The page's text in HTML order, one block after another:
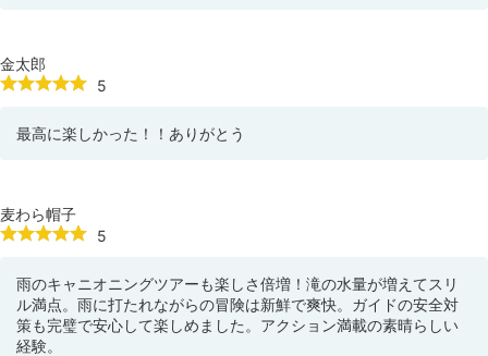
金太郎
5
最高に楽しかった！！ありがとう
麦わら帽子
5
雨のキャニオニングツアーも楽しさ倍増！滝の水量が増えてスリ
ル満点。雨に打たれながらの冒険は新鮮で爽快。ガイドの安全対
策も完璧で安心して楽しめました。アクション満載の素晴らしい
経験。